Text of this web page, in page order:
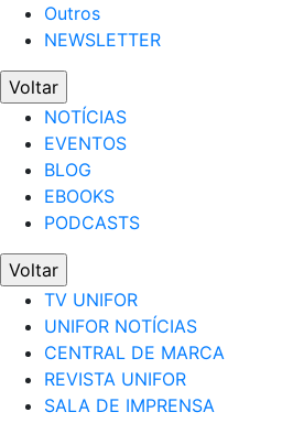
Outros
NEWSLETTER
Voltar
NOTÍCIAS
EVENTOS
BLOG
EBOOKS
PODCASTS
Voltar
TV UNIFOR
UNIFOR NOTÍCIAS
CENTRAL DE MARCA
REVISTA UNIFOR
SALA DE IMPRENSA